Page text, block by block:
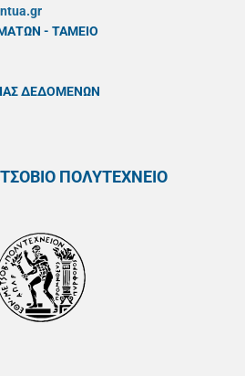
- ΤΑΜΕΙΟ
ΔΕΔΟΜΕΝΩΝ
ΠΟΛΥΤΕΧΝΕΙΟ